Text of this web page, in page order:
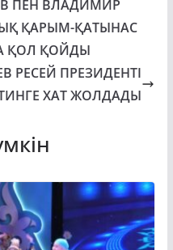
ПЕН ВЛАДИМИР
ҚАРЫМ-ҚАТЫНАС
ҚОЛ ҚОЙДЫ
РЕСЕЙ ПРЕЗИДЕНТІ
ХАТ ЖОЛДАДЫ